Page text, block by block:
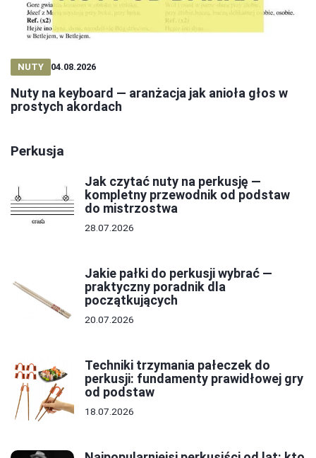
NUTY 04.08.2026
Nuty na keyboard — aranżacja jak anioła głos w
prostych akordach
Perkusja
Jak czytać nuty na perkusję —
kompletny przewodnik od podstaw
do mistrzostwa
28.07.2026
Jakie pałki do perkusji wybrać —
praktyczny poradnik dla
początkujących
20.07.2026
Techniki trzymania pałeczek do
perkusji: fundamenty prawidłowej gry
od podstaw
18.07.2026